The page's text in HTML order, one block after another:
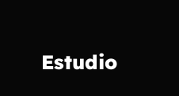
Estudio